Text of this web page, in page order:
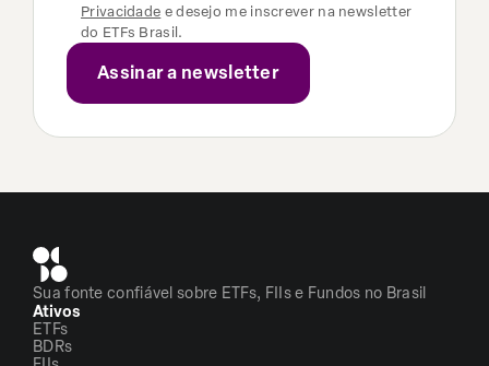
Privacidade e desejo me inscrever na newsletter
do ETFs Brasil.
Sua fonte confiável sobre ETFs, FIIs e Fundos no Brasil
Ativos
ETFs
BDRs